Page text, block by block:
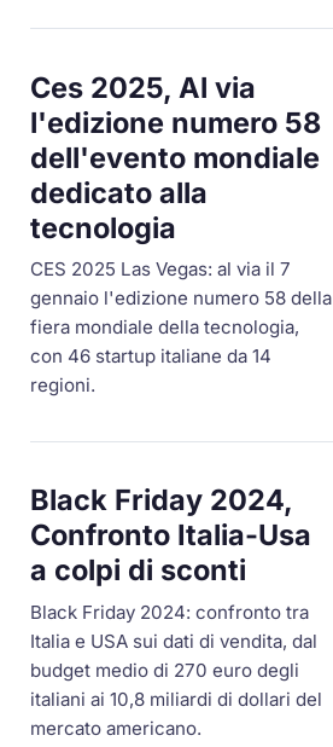
Ces 2025, Al via
l'edizione numero 58
dell'evento mondiale
dedicato alla
tecnologia
CES 2025 Las Vegas: al via il 7
gennaio l'edizione numero 58 della
fiera mondiale della tecnologia,
con 46 startup italiane da 14
regioni.
Black Friday 2024,
Confronto Italia-Usa
a colpi di sconti
Black Friday 2024: confronto tra
Italia e USA sui dati di vendita, dal
budget medio di 270 euro degli
italiani ai 10,8 miliardi di dollari del
mercato americano.